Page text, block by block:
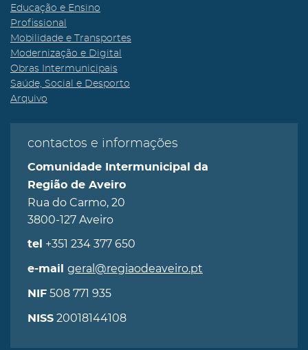
Educação e Ensino
Profissional
Mobilidade e Transportes
Modernização e Digital
Obras Intermunicipais
Saúde, Social e Desporto
Arquivo
contactos e informações
Comunidade Intermunicipal da
Região de Aveiro
Rua do Carmo, 20
3800-127 Aveiro
tel +351 234 377 650
e-mail geral@regiaodeaveiro.pt
NIF 508 771 935
NISS 20018144108